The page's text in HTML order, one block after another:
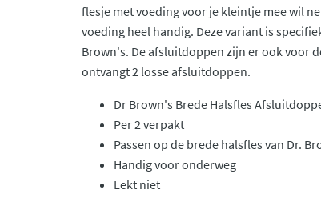
flesje met voeding voor je kleintje mee wil
voeding heel handig. Deze variant is
Brown's. De afsluitdoppen zijn er ook voor
ontvangt 2 losse afsluitdoppen.
Dr Brown's Brede Halsfles
Per 2 verpakt
Passen op de brede halsfles van Dr.
Handig voor onderweg
Lekt niet